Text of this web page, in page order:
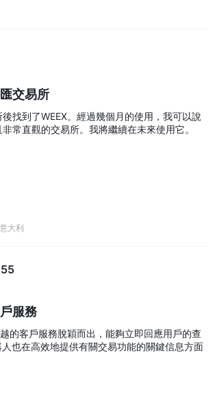
交易所
找到了WEEX。經過幾個月的使用，我可以說
常直觀的交易所。我將繼續在未來使用它。
意大利
服務
的客戶服務脫穎而出，能夠立即回應用戶的查
也在高效地提供有關交易功能的關鍵信息方面